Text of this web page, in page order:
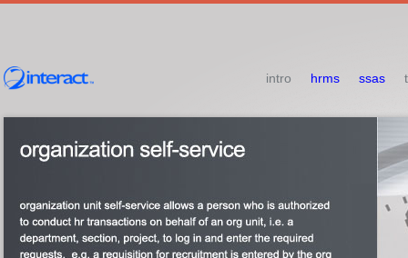
intro hrms ssas